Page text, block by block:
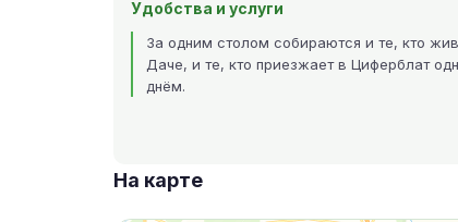
Удобства и услуги
За одним столом собираются и те, кто
Даче, и те, кто приезжает в Циферблат
днём.
На карте